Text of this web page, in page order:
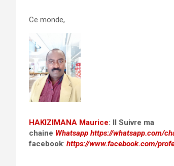
Ce monde,
HAKIZIMANA Maurice: II Suivre ma
chaine Whatsapp https://whatsapp.com/
facebook: https://www.facebook.com/